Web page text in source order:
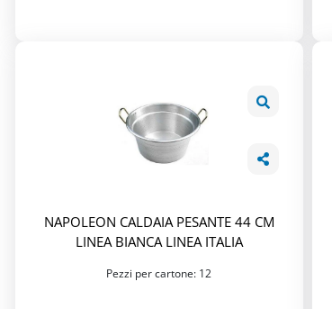
NAPOLEON CALDAIA PESANTE 44 CM
LINEA BIANCA LINEA ITALIA
Pezzi per cartone: 12